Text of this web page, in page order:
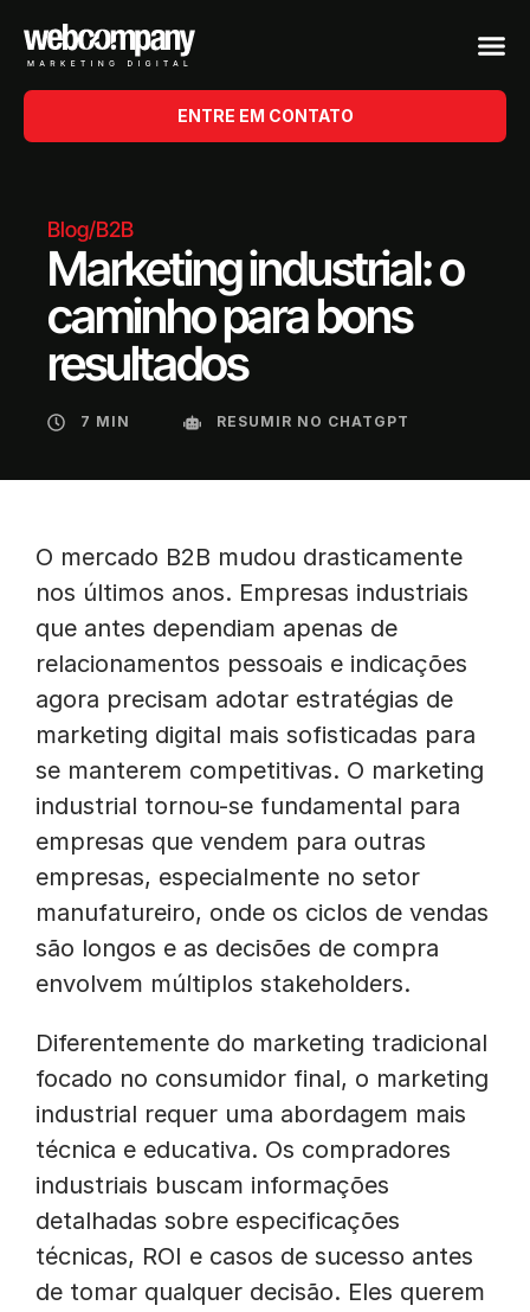
ENTRE EM CONTATO
Blog/B2B
Marketing industrial: o
caminho para bons
resultados
7 MIN RESUMIR NO CHATGPT
O mercado B2B mudou drasticamente
nos últimos anos. Empresas industriais
que antes dependiam apenas de
relacionamentos pessoais e indicações
agora precisam adotar estratégias de
marketing digital mais sofisticadas para
se manterem competitivas. O marketing
industrial tornou-se fundamental para
empresas que vendem para outras
empresas, especialmente no setor
manufatureiro, onde os ciclos de vendas
são longos e as decisões de compra
envolvem múltiplos stakeholders.
Diferentemente do marketing tradicional
focado no consumidor final, o marketing
industrial requer uma abordagem mais
técnica e educativa. Os compradores
industriais buscam informações
detalhadas sobre especificações
técnicas, ROI e casos de sucesso antes
de tomar qualquer decisão. Eles querem